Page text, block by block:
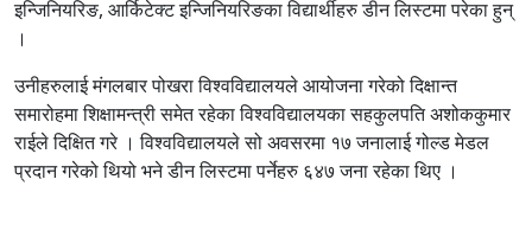
इन्जिनियरिङ, आर्किटेक्ट इन्जिनियरिङका विद्यार्थीहरु डीन लिस्टमा परेका हुन्
।
उनीहरुलाई मंगलबार पोखरा विश्वविद्यालयले आयोजना गरेको दिक्षान्त
समारोहमा शिक्षामन्त्री समेत रहेका विश्वविद्यालयका सहकुलपति अशोककुमार
राईले दिक्षित गरे । विश्वविद्यालयले सो अवसरमा १७ जनालाई गोल्ड मेडल
प्रदान गरेको थियो भने डीन लिस्टमा पर्नेहरु ६४७ जना रहेका थिए ।